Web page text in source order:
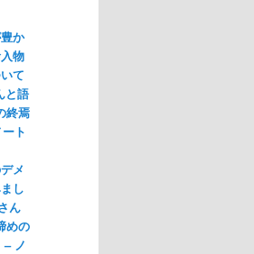
か
物
て
と語
終焉
ト
メ
し
ん
めの
ノ